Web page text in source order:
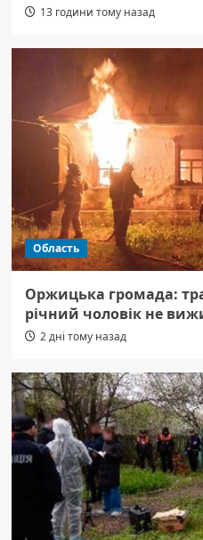
13 години тому назад
Область
Оржицька громада:
річний чоловік не
2 дні тому назад